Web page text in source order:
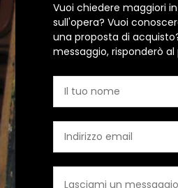
Vuoi chiedere maggiori
sull'opera? Vuoi
una proposta di
messaggio, risponderò